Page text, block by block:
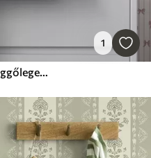
1
Falvédő Kis rózsaszín masnik függőleges csíkokkal